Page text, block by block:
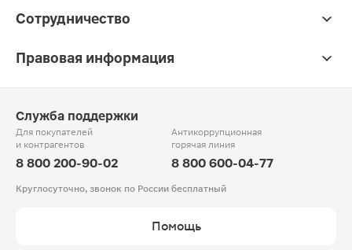
Сотрудничество
Правовая информация
Служба поддержки
Для покупателей
и контрагентов
8 800 200-90-02
Антикоррупционная
горячая линия
8 800 600-04-77
Круглосуточно, звонок по России бесплатный
Помощь